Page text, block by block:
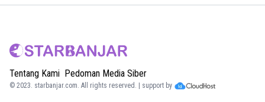
Tentang Kami Pedoman Media Siber
© 2023. starbanjar.com. All rights reserved. | support by